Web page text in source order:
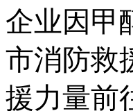
企业因甲
市消防救
援力量前